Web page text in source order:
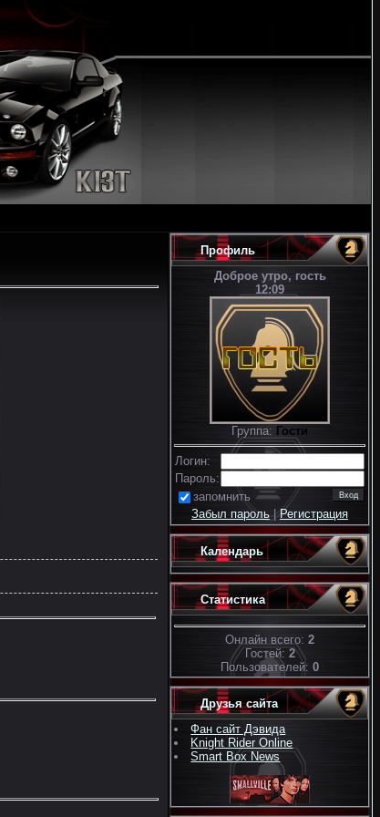
Профиль
Доброе утро, гость
12:09
Группа: Гости
Логин:
Пароль:
запомнить
Забыл пароль|Регистрация
Календарь
Статистика
Онлайн всего: 2
Гостей: 2
Пользователей: 0
Друзья сайта
Фан сайт Дэвида
Knight Rider Online
Smart Box News